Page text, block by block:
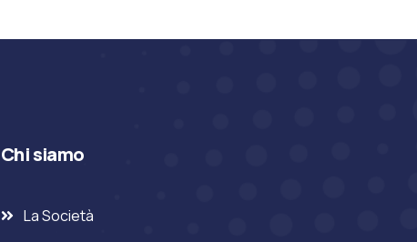
Chi siamo
La Società